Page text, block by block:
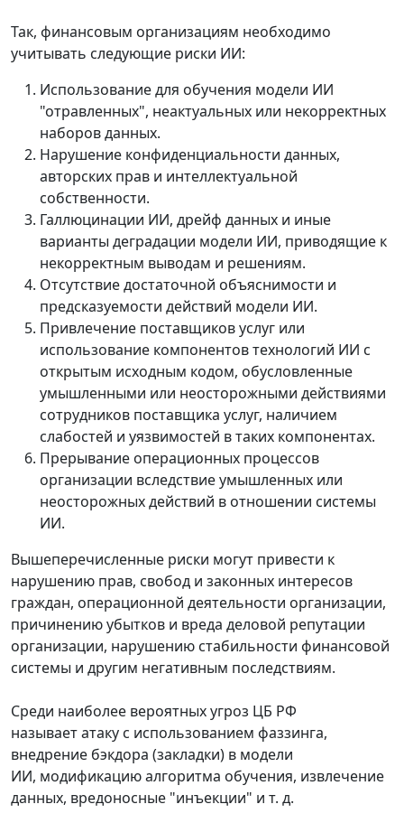
Так, финансовым организациям необходимо
учитывать следующие риски ИИ:
Использование для обучения модели ИИ
"отравленных", неактуальных или некорректных
наборов данных.
Нарушение конфиденциальности данных,
авторских прав и интеллектуальной
собственности.
Галлюцинации ИИ, дрейф данных и иные
варианты деградации модели ИИ, приводящие к
некорректным выводам и решениям.
Отсутствие достаточной объяснимости и
предсказуемости действий модели ИИ.
Привлечение поставщиков услуг или
использование компонентов технологий ИИ с
открытым исходным кодом, обусловленные
умышленными или неосторожными действиями
сотрудников поставщика услуг, наличием
слабостей и уязвимостей в таких компонентах.
Прерывание операционных процессов
организации вследствие умышленных или
неосторожных действий в отношении системы
ИИ.
Вышеперечисленные риски могут привести к
нарушению прав, свобод и законных интересов
граждан, операционной деятельности организации,
причинению убытков и вреда деловой репутации
организации, нарушению стабильности финансовой
системы и другим негативным последствиям.
Среди наиболее вероятных угроз ЦБ РФ
называет атаку с использованием фаззинга,
внедрение бэкдора (закладки) в модели
ИИ, модификацию алгоритма обучения, извлечение
данных, вредоносные "инъекции" и т. д.